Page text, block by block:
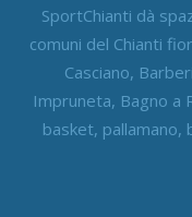
SportChianti dà
comuni del Chianti
Casciano,
Impruneta, Bagno a
basket, pallamano,